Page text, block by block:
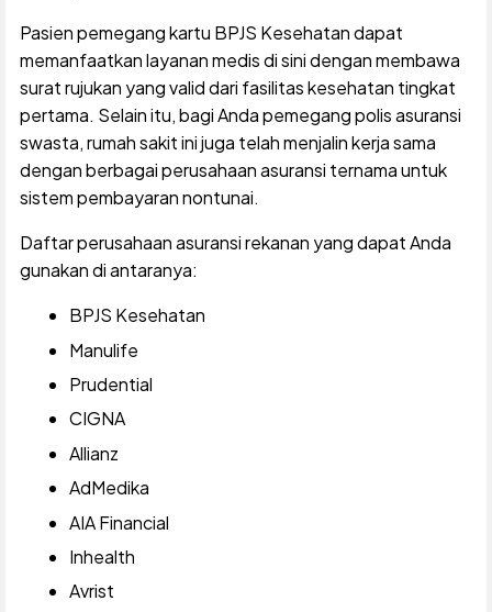
Pasien pemegang kartu BPJS Kesehatan dapat
memanfaatkan layanan medis di sini dengan membawa
surat rujukan yang valid dari fasilitas kesehatan tingkat
pertama. Selain itu, bagi Anda pemegang polis asuransi
swasta, rumah sakit ini juga telah menjalin kerja sama
dengan berbagai perusahaan asuransi ternama untuk
sistem pembayaran nontunai.
Daftar perusahaan asuransi rekanan yang dapat Anda
gunakan di antaranya:
BPJS Kesehatan
Manulife
Prudential
CIGNA
Allianz
AdMedika
AIA Financial
Inhealth
Avrist